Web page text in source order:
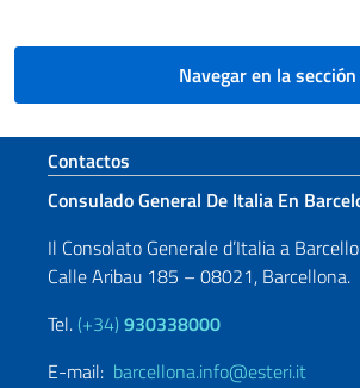
Navegar en la sección
Sezione footer
Contactos
Consulado General De Italia En
Il Consolato Generale d’Italia a
Calle Aribau 185 – 08021, Barcellona.
Tel. (+34) 930338000
E-mail: barcellona.info@esteri.it